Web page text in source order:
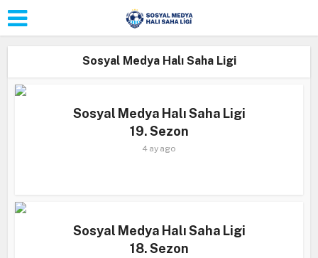
Sosyal Medya Halı Saha Ligi
Sosyal Medya Halı Saha Ligi
19. Sezon
4 ay ago
Sosyal Medya Halı Saha Ligi
18. Sezon